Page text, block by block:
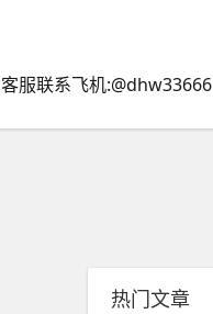
客服联系飞机:@dhw33666
热门文章